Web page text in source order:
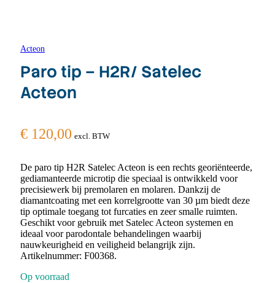
Acteon
Paro tip – H2R/ Satelec
Acteon
€ 120,00 excl. BTW
De paro tip H2R Satelec Acteon is een rechts georiënteerde,
gediamanteerde microtip die speciaal is ontwikkeld voor
precisiewerk bij premolaren en molaren. Dankzij de
diamantcoating met een korrelgrootte van 30 µm biedt deze
tip optimale toegang tot furcaties en zeer smalle ruimten.
Geschikt voor gebruik met Satelec Acteon systemen en
ideaal voor parodontale behandelingen waarbij
nauwkeurigheid en veiligheid belangrijk zijn.
Artikelnummer: F00368.
Op voorraad